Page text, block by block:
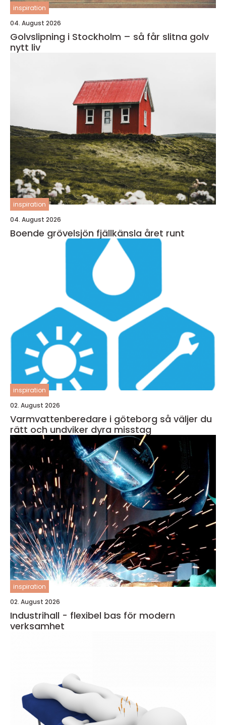
inspiration
04. August 2026
Golvslipning i Stockholm – så får slitna golv
nytt liv
inspiration
04. August 2026
Boende grövelsjön fjällkänsla året runt
inspiration
02. August 2026
Varmvattenberedare i göteborg så väljer du
rätt och undviker dyra misstag
inspiration
02. August 2026
Industrihall - flexibel bas för modern
verksamhet